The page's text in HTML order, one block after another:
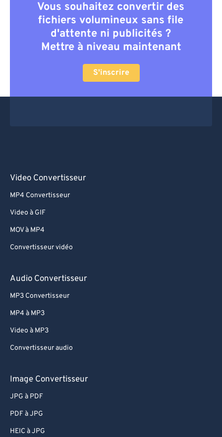
Vous souhaitez convertir des
fichiers volumineux sans file
d'attente ni publicités ?
Mettre à niveau maintenant
S'inscrire
Video Convertisseur
MP4 Convertisseur
Video à GIF
MOV à MP4
Convertisseur vidéo
Audio Convertisseur
MP3 Convertisseur
MP4 à MP3
Video à MP3
Convertisseur audio
Image Convertisseur
JPG à PDF
PDF à JPG
HEIC à JPG